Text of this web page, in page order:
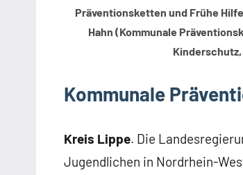
Präventionsketten und Frühe
Hahn (Kommunale
Kommunale
Kreis Lippe. Die
Jugendlichen in Nordrhein-